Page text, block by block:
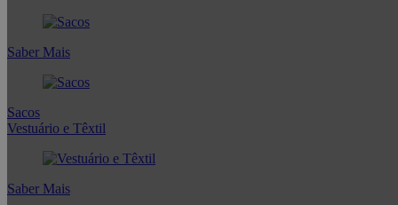
Saber Mais
Sacos
Vestuário e Têxtil
Saber Mais